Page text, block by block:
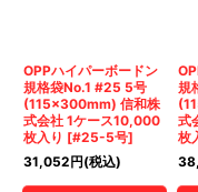
OPPハイパーボードン
規格袋No.1 #25 5号
(115×300mm) 信和株
式会社 1ケース10,000
枚入り [#25-5号]
31,052円(税込)
規
式
枚